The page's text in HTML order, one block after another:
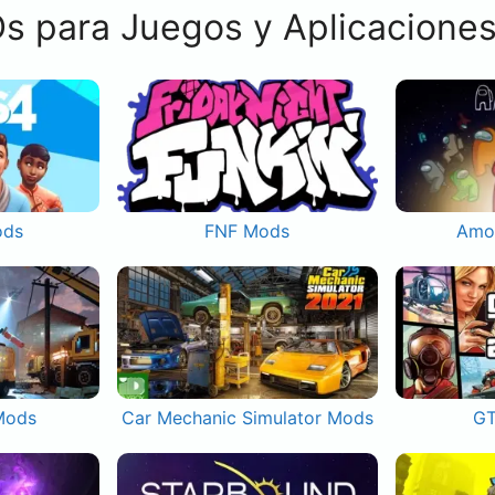
para Juegos y
FNF Mods
Car Mechanic Simulator Mods